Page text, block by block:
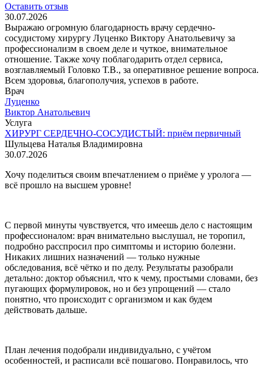
Оставить отзыв
30.07.2026
Выражаю огромную благодарность врачу сердечно-
сосудистому хирургу Луценко Виктору Анатольевичу за
профессионализм в своем деле и чуткое, внимательное
отношение. Также хочу поблагодарить отдел сервиса,
возглавляемый Головко Т.В., за оперативное решение вопроса.
Всем здоровья, благополучия, успехов в работе.
Врач
Луценко
Виктор Анатольевич
Услуга
ХИРУРГ СЕРДЕЧНО-СОСУДИСТЫЙ: приём первичный
Шульцева Наталья Владимировна
30.07.2026
Хочу поделиться своим впечатлением о приёме у уролога —
всё прошло на высшем уровне!
С первой минуты чувствуется, что имеешь дело с настоящим
профессионалом: врач внимательно выслушал, не торопил,
подробно расспросил про симптомы и историю болезни.
Никаких лишних назначений — только нужные
обследования, всё чётко и по делу. Результаты разобрали
детально: доктор объяснил, что к чему, простыми словами, без
пугающих формулировок, но и без упрощений — стало
понятно, что происходит с организмом и как будем
действовать дальше.
План лечения подобрали индивидуально, с учётом
особенностей, и расписали всё пошагово. Понравилось, что